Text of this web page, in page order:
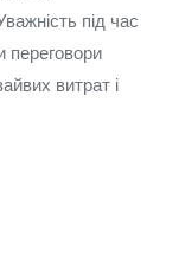
під час
переговори
витрат і